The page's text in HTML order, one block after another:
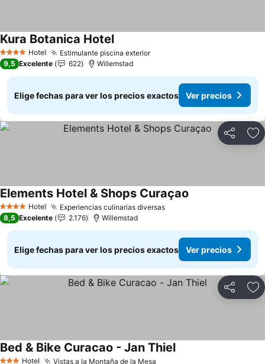
4 EstrellasHotel Estimulante piscina exteriorVer precios
Kura Botanica HotelVer precios
9,5 Excelente 622 Willemstad
Elige fechas para ver los precios exactos Ver precios
Compartir
4 EstrellasHotel Experiencias culinarias diversasVer precios
Elements Hotel & Shops Curaçao
8,5 Excelente 2.176 Willemstad
Elige fechas para ver los precios exactos Ver precios
Compartir
Hotel Vistas a la Montaña de la Mesa
Bed & Bike Curacao - Jan ThielVer precios